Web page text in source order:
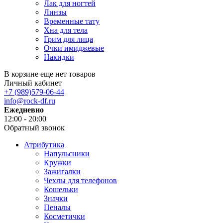
Лак для ногтей
Линзы
Временные тату
Хна для тела
Грим для лица
Очки имиджевые
Накидки
В корзине еще нет товаров
Личный кабинет
+7 (989)579-06-44
info@rock-df.ru
Ежедневно
12:00 - 20:00
Обратный звонок
Атрибутика
Напульсники
Кружки
Зажигалки
Чехлы для телефонов
Кошельки
Значки
Пеналы
Косметички